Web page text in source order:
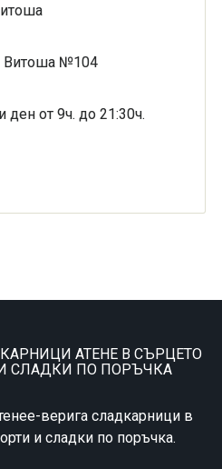
Витоша №104
ден от 9ч. до 21:30ч.
АТЕНЕ В СЪРЦЕТО
СЛАДКИ ПО ПОРЪЧКА
верига сладкарници в
и сладки по поръчка.